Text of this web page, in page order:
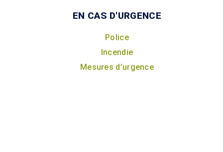
EN CAS D'URGENCE
Police
Incendie
Mesures d’urgence